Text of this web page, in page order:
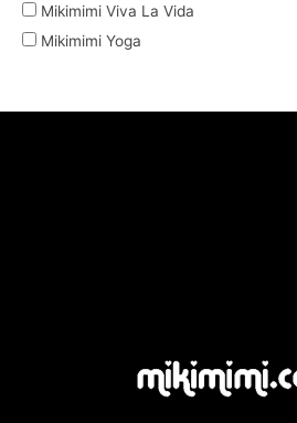
Mikimimi Viva La Vida
Mikimimi Yoga